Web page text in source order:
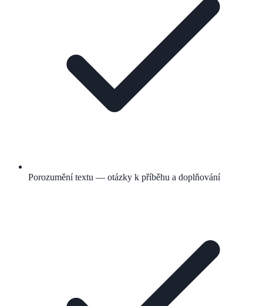
Porozumění textu — otázky k příběhu a doplňování